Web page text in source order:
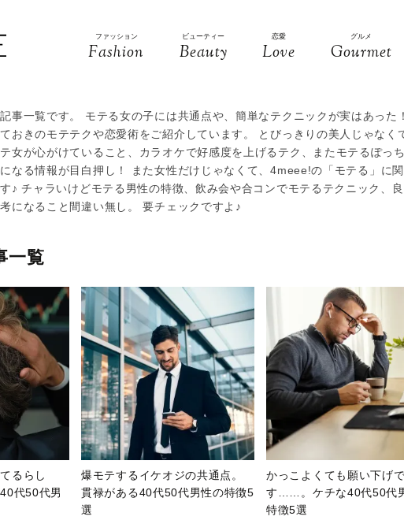
ファッション
Fashion
ビューティー
Beauty
恋愛
Love
グルメ
Gourmet
記事一覧です。 モテる女の子には共通点や、簡単なテクニックが実はあっ
おきのモテテクや恋愛術をご紹介しています。 とびっきりの美人じゃなく
女が心がけていること、カラオケで好感度を上げるテク、またモテるぽっ
なる情報が目白押し！ また女性だけじゃなくて、4meee!の「モテる」に
♪ チャラいけどモテる男性の特徴、飲み会や合コンでモテるテクニック、
になること間違い無し。 要チェックですよ♪
一覧
るらし
代50代男
爆モテするイケオジの共通点。
貫禄がある40代50代男性の特徴5
選
かっこよくても願い下げで
す……。ケチな40代50代
特徴5選